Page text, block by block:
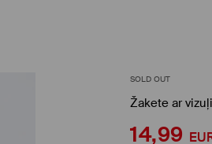
SOLD OUT
Žakete ar
14,99